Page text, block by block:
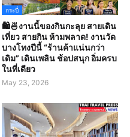
กระบี่
🛍️🍜งานนี้ของกินกะลุย สายเดิน
เที่ยว สายกิน ห้ามพลาด! งานวัด
บางโทงปีนี้ “ร้านค้าแน่นกว่า
เดิม” เดินเพลิน ช้อปสนุก อิ่มครบ
ในที่เดียว
May 23, 2026